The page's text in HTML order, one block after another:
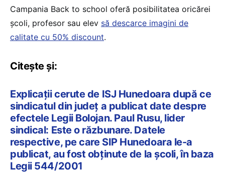
Campania Back to school oferă posibilitatea oricărei
școli, profesor sau elev să descarce imagini de
calitate cu 50% discount.
Citește și:
Explicații cerute de ISJ Hunedoara după ce
sindicatul din județ a publicat date despre
efectele Legii Bolojan. Paul Rusu, lider
sindical: Este o răzbunare. Datele
respective, pe care SIP Hunedoara le-a
publicat, au fost obținute de la școli, în baza
Legii 544/2001